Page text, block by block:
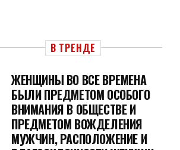
В ТРЕНДЕ
ЖЕНЩИНЫ ВО ВСЕ ВРЕМЕНА
БЫЛИ ПРЕДМЕТОМ ОСОБОГО
ВНИМАНИЯ В ОБЩЕСТВЕ И
ПРЕДМЕТОМ ВОЖДЕЛЕНИЯ
МУЖЧИН, РАСПОЛОЖЕНИЕ И